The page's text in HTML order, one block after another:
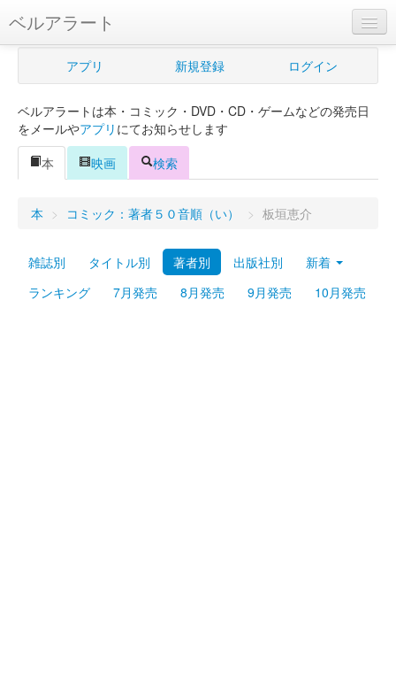
ベルアラート
ベルアラートとは
新規登録
ログイン
Myシェルフ
プレミアム
アプリ 新規登録 ログイン
ベルアラートは本・コミック・DVD・CD・ゲームなどの発売日
をメールやアプリ にてお知らせします
本
映画 検索
本 > コミック：著者５０音順（い） > 板垣恵介
雑誌別 タイトル別 著者別 出版社別
新着
ランキング
7月発売 8月発売 9月発売 10月発売